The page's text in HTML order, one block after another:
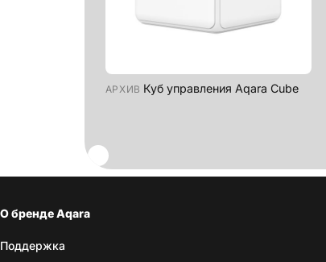
АРХИВ Куб управления Aqara Cube
О бренде Aqara
Поддержка